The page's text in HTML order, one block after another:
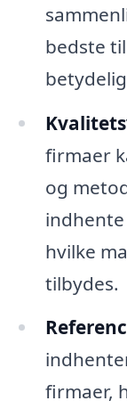
bedste
firmaer
og
hvilke
tilbydes.
firmaer,